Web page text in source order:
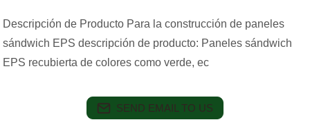
Descripción de Producto Para la construcción de paneles
sándwich EPS descripción de producto: Paneles sándwich
EPS recubierta de colores como verde, ec
SEND EMAIL TO US